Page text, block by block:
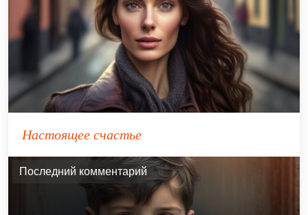
Настоящее счастье
Последний комментарий